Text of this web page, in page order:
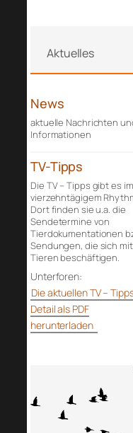
Aktuelles
News
aktuelle Nachrichten
Informationen
TV-Tipps
Die TV – Tipps gibt es im
vierzehntägigem
Dort finden sie u.a. die
Sendetermine von
Tierdokumentationen
Sendungen, die sich mit
Tieren beschäftigen.
Unterforen:
Die aktuellen TV –
Detail als PDF
herunterladen